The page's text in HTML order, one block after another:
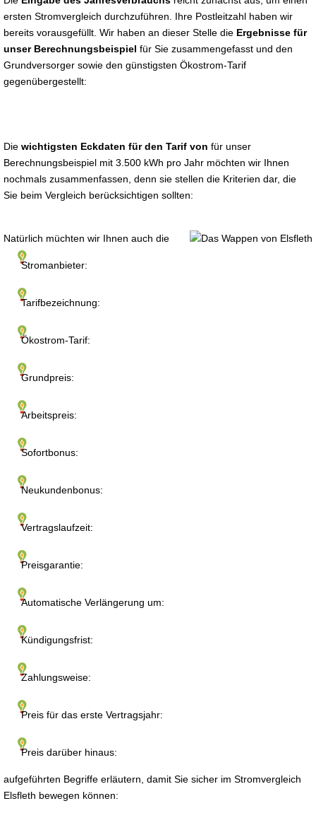
ersten Stromvergleich durchzuführen. Ihre Postleitzahl haben wir
bereits vorausgefüllt. Wir haben an dieser Stelle die Ergebnisse für
unser Berechnungsbeispiel für Sie zusammengefasst und den
Grundversorger sowie den günstigsten Ökostrom-Tarif
gegenübergestellt:
Die wichtigsten Eckdaten für den Tarif von für unser
Berechnungsbeispiel mit 3.500 kWh pro Jahr möchten wir Ihnen
nochmals zusammenfassen, denn sie stellen die Kriterien dar, die
Sie beim Vergleich berücksichtigen sollten:
Stromanbieter:
Tarifbezeichnung:
Ökostrom-Tarif:
Grundpreis:
Arbeitspreis:
Sofortbonus:
Neukundenbonus:
Vertragslaufzeit:
Preisgarantie:
Automatische Verlängerung um:
Kündigungsfrist:
Zahlungsweise:
Preis für das erste Vertragsjahr:
Preis darüber hinaus:
Natürlich müchten wir Ihnen auch die
aufgeführten Begriffe erläutern, damit Sie sicher im Stromvergleich
Elsfleth bewegen können: